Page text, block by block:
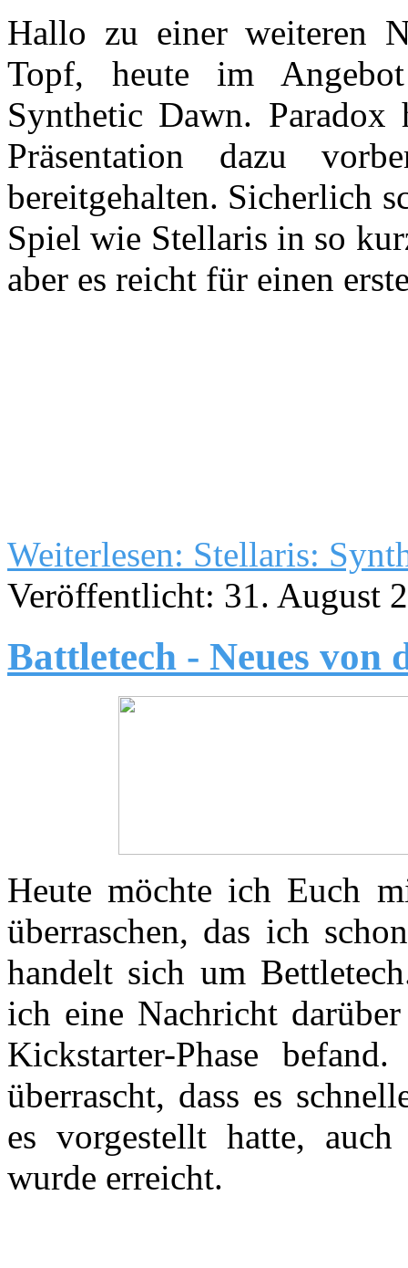
Hallo zu einer weiteren
Topf, heute im
Synthetic Dawn.
Präsentation dazu
bereitgehalten. Sicherlich
Spiel wie Stellaris in so
aber es reicht für einen
Weiterlesen: Stellaris:
Veröffentlicht: 31. August
Battletech - Neues von
Heute möchte ich Euch
überraschen, das ich
handelt sich um
ich eine Nachricht
Kickstarter-Phase
überrascht, dass es
es vorgestellt hatte,
wurde erreicht.